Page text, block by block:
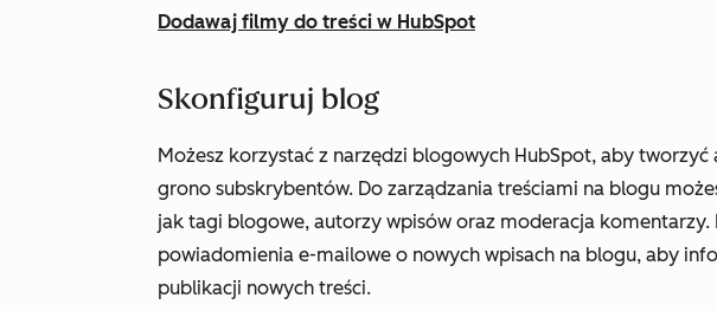
Dodawaj filmy do treści w HubSpot
Skonfiguruj blog
Możesz korzystać z narzędzi blogowych HubSpot, aby tworzyć
grono subskrybentów. Do zarządzania treściami na blogu
jak tagi blogowe, autorzy wpisów oraz moderacja komentarzy.
powiadomienia e-mailowe o nowych wpisach na blogu, aby
publikacji nowych treści.